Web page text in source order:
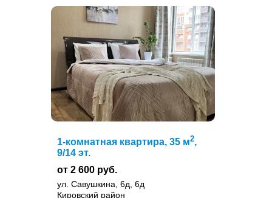
1-комнатная квартира, 35 м2,
9/14 эт.
от 2 600 руб.
ул. Савушкина, 6д, 6д
Кировский район